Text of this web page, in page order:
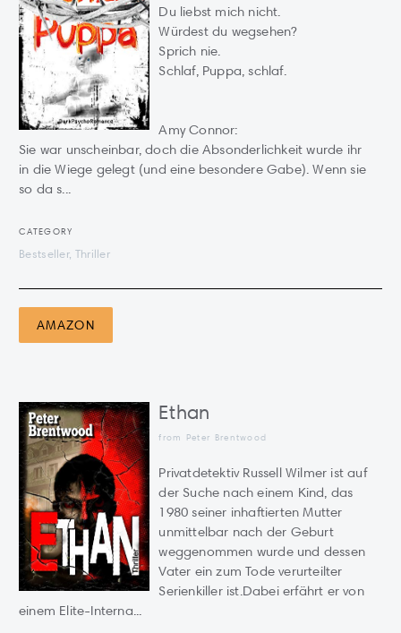
Du liebst mich nicht.
Würdest du wegsehen?
Sprich nie.
Schlaf, Puppa, schlaf.
Amy Connor:
Sie war unscheinbar, doch die Absonderlichkeit wurde ihr
in die Wiege gelegt (und eine besondere Gabe). Wenn sie
so da s...
CATEGORY
Bestseller, Thriller
AMAZON
Ethan
from Peter Brentwood
Privatdetektiv Russell Wilmer ist auf
der Suche nach einem Kind, das
1980 seiner inhaftierten Mutter
unmittelbar nach der Geburt
weggenommen wurde und dessen
Vater ein zum Tode verurteilter
Serienkiller ist.Dabei erfährt er von
einem Elite-Interna...